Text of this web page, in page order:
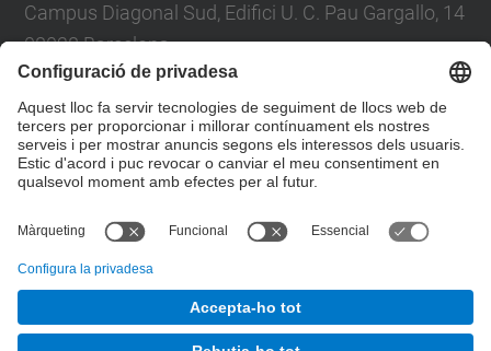
Campus Diagonal Sud, Edifici U. C. Pau Gargallo, 14
08028 Barcelona
E-mail :junta.pasf@upc.edu
Formulari de contacte
Junta PAS Funcionari